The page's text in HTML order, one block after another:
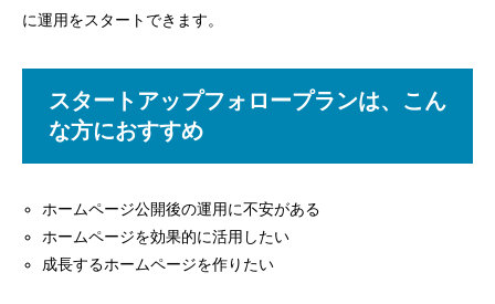
に運用をスタートできます。
スタートアップフォロープランは、こん
な方におすすめ
ホームページ公開後の運用に不安がある
ホームページを効果的に活用したい
成長するホームページを作りたい